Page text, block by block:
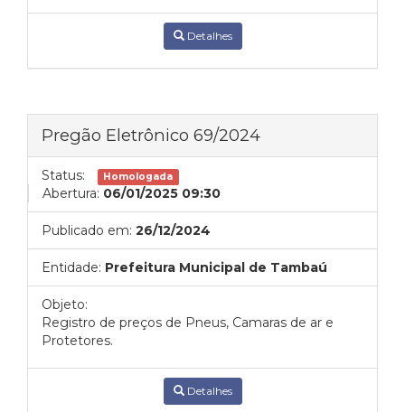
Detalhes
Pregão Eletrônico 69/2024
Status: Homologada
Abertura: 06/01/2025 09:30
Publicado em: 26/12/2024
Entidade: Prefeitura Municipal de Tambaú
Objeto:
Registro de preços de Pneus, Camaras de ar e
Protetores.
Detalhes